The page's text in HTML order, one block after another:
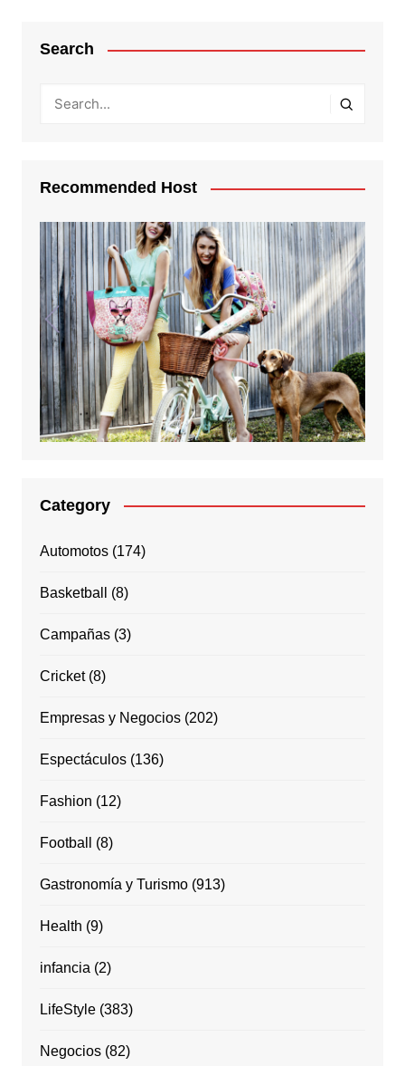
Search
Recommended Host
Category
Automotos(174)
Basketball (8)
Campañas(3)
Cricket(8)
Empresas y Negocios(202)
Espectáculos(136)
Fashion (12)
Football (8)
Gastronomía y Turismo(913)
Health (9)
infancia (2)
LifeStyle(383)
Negocios(82)